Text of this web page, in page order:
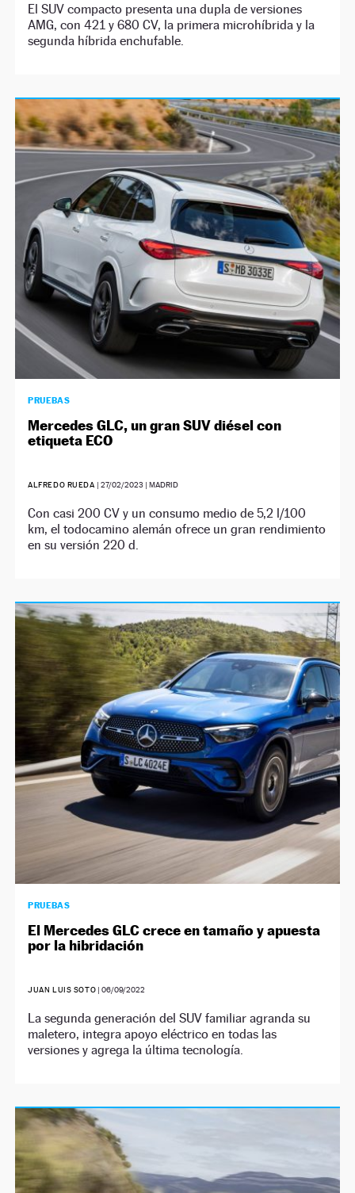
El SUV compacto presenta una dupla de versiones
AMG, con 421 y 680 CV, la primera microhíbrida y la
segunda híbrida enchufable.
PRUEBAS
Mercedes GLC, un gran SUV diésel con
etiqueta ECO
ALFREDO RUEDA | 27/02/2023| MADRID
Con casi 200 CV y un consumo medio de 5,2 l/100
km, el todocamino alemán ofrece un gran rendimiento
en su versión 220 d.
PRUEBAS
El Mercedes GLC crece en tamaño y apuesta
por la hibridación
JUAN LUIS SOTO |06/09/2022
La segunda generación del SUV familiar agranda su
maletero, integra apoyo eléctrico en todas las
versiones y agrega la última tecnología.